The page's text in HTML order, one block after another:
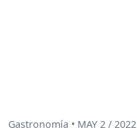
Gastronomía • MAY 2 / 2022